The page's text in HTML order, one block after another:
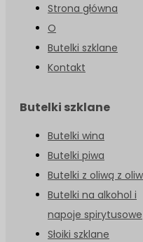
Strona główna
O
Butelki szklane
Kontakt
Butelki szklane
Butelki wina
Butelki piwa
Butelki z oliwą z
Butelki na alkohol i
napoje spirytusowe
Słoiki szklane